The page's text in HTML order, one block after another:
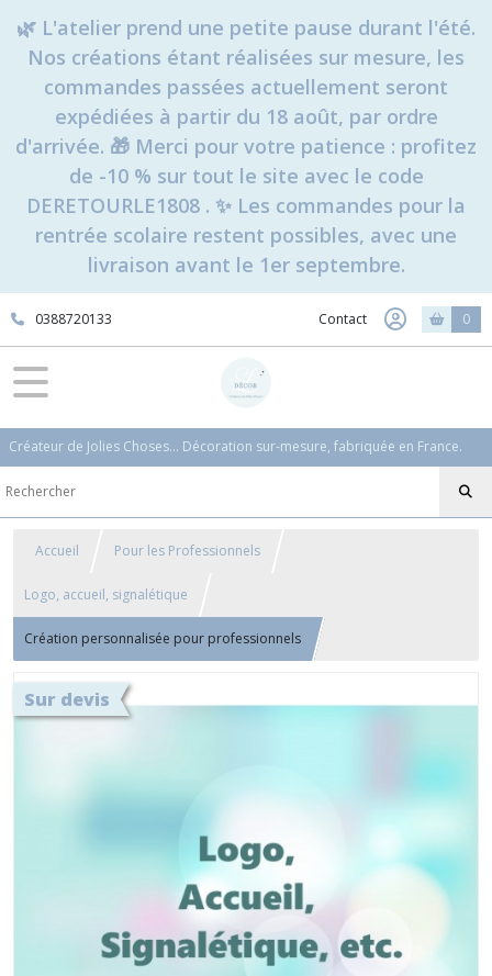
🌿 L'atelier prend une petite pause durant l'été.
Nos créations étant réalisées sur mesure, les
commandes passées actuellement seront
expédiées à partir du 18 août, par ordre
d'arrivée. 🎁 Merci pour votre patience : profitez
de -10 % sur tout le site avec le code
DERETOURLE1808 . ✨ Les commandes pour la
rentrée scolaire restent possibles, avec une
livraison avant le 1er septembre.
0388720133 Contact 0
Créateur de Jolies Choses... Décoration sur-mesure, fabriquée en France.
Accueil Pour les Professionnels
Logo, accueil, signalétique
Création personnalisée pour professionnels
Sur devis